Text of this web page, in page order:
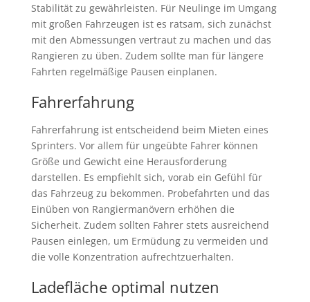
Stabilität zu gewährleisten. Für Neulinge im Umgang
mit großen Fahrzeugen ist es ratsam, sich zunächst
mit den Abmessungen vertraut zu machen und das
Rangieren zu üben. Zudem sollte man für längere
Fahrten regelmäßige Pausen einplanen.
Fahrerfahrung
Fahrerfahrung ist entscheidend beim Mieten eines
Sprinters. Vor allem für ungeübte Fahrer können
Größe und Gewicht eine Herausforderung
darstellen. Es empfiehlt sich, vorab ein Gefühl für
das Fahrzeug zu bekommen. Probefahrten und das
Einüben von Rangiermanövern erhöhen die
Sicherheit. Zudem sollten Fahrer stets ausreichend
Pausen einlegen, um Ermüdung zu vermeiden und
die volle Konzentration aufrechtzuerhalten.
Ladefläche optimal nutzen